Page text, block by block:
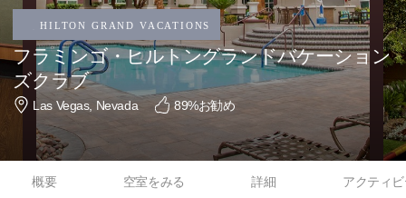
フラミンゴ・ヒルトングランドバケーション
ズクラブ
Las Vegas, Nevada 89%お勧め
概要 空室をみる 詳細 アクティ